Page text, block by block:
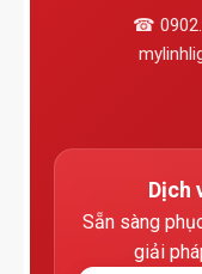
☎
Dịch
Sẵn sàng
giải